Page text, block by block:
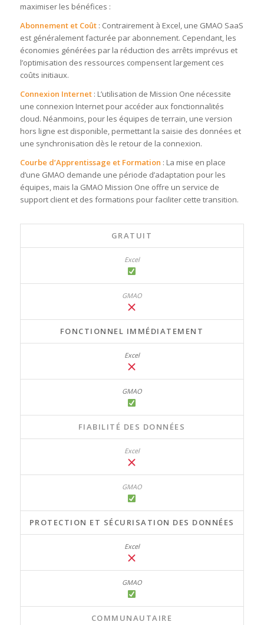
maximiser les bénéfices :
Abonnement et Coût: Contrairement à Excel, une GMAO SaaS
est généralement facturée par abonnement. Cependant, les
économies générées par la réduction des arrêts imprévus et
l’optimisation des ressources compensent largement ces
coûts initiaux.
Connexion Internet: L’utilisation de Mission One nécessite
une connexion Internet pour accéder aux fonctionnalités
cloud. Néanmoins, pour les équipes de terrain, une version
hors ligne est disponible, permettant la saisie des données et
une synchronisation dès le retour de la connexion.
Courbe d’Apprentissage et Formation : La mise en place
d’une GMAO demande une période d’adaptation pour les
équipes, mais la GMAO Mission One offre un service de
support client et des formations pour faciliter cette transition.
GRATUIT
FONCTIONNEL IMMÉDIATEMENT
FIABILITÉ DES DONNÉES
PROTECTION ET SÉCURISATION DES DONNÉES
COMMUNAUTAIRE